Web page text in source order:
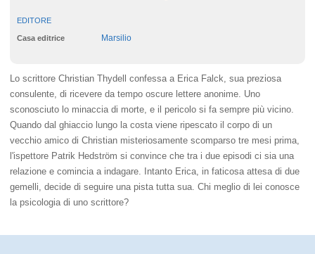
EDITORE
Casa editrice Marsilio
Lo scrittore Christian Thydell confessa a Erica Falck, sua preziosa
consulente, di ricevere da tempo oscure lettere anonime. Uno
sconosciuto lo minaccia di morte, e il pericolo si fa sempre più vicino.
Quando dal ghiaccio lungo la costa viene ripescato il corpo di un
vecchio amico di Christian misteriosamente scomparso tre mesi prima,
l'ispettore Patrik Hedström si convince che tra i due episodi ci sia una
relazione e comincia a indagare. Intanto Erica, in faticosa attesa di due
gemelli, decide di seguire una pista tutta sua. Chi meglio di lei conosce
la psicologia di uno scrittore?